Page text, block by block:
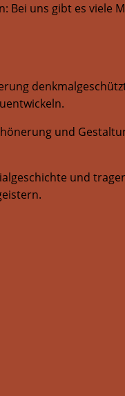
Bei uns gibt es viele
und
und